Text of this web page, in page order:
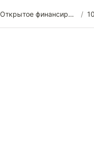
Открытое финансирование и радикальная прозрачность /